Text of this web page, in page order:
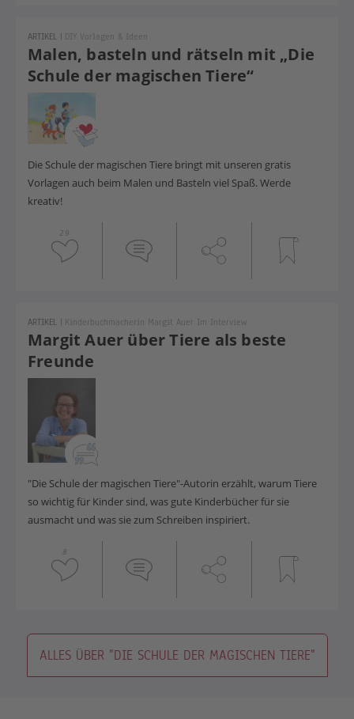
Malen, basteln und rätseln mit „Die
Schule der magischen Tiere“
ARTIKEL | DIY Vorlagen & Ideen
Die Schule der magischen Tiere bringt mit unseren gratis
Vorlagen auch beim Malen und Basteln viel Spaß. Werde
kreativ!
29
Margit Auer über Tiere als beste
Freunde
ARTIKEL | Kinderbuchmacherin Margit Auer Im Interview
"Die Schule der magischen Tiere"-Autorin erzählt, warum Tiere
so wichtig für Kinder sind, was gute Kinderbücher für sie
ausmacht und was sie zum Schreiben inspiriert.
8
ALLES ÜBER "DIE SCHULE DER MAGISCHEN TIERE"